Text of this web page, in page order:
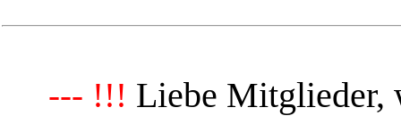
--- !!! Liebe Mitglieder,